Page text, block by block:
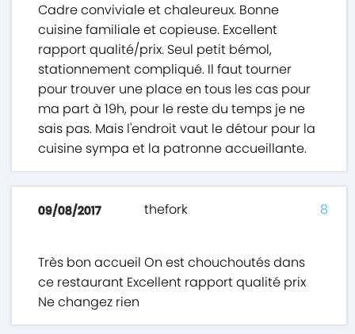
Cadre conviviale et chaleureux. Bonne
cuisine familiale et copieuse. Excellent
rapport qualité/prix. Seul petit bémol,
stationnement compliqué. Il faut tourner
pour trouver une place en tous les cas pour
ma part à 19h, pour le reste du temps je ne
sais pas. Mais l'endroit vaut le détour pour la
cuisine sympa et la patronne accueillante.
09/08/2017 thefork
Très bon accueil On est chouchoutés dans
ce restaurant Excellent rapport qualité prix
Ne changez rien
8